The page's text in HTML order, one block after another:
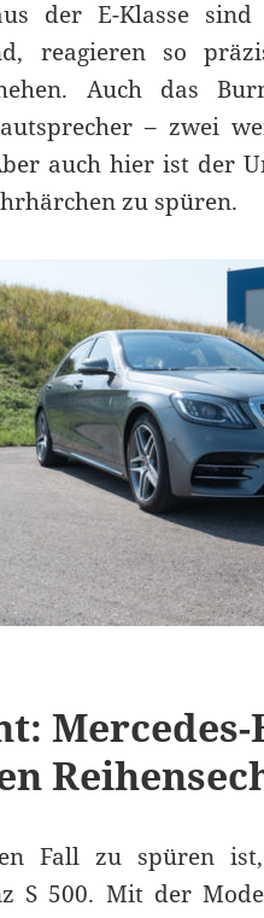
der E-Klasse
reagieren so
Auch das
– zwei
auch hier ist der
zu spüren.
Mercedes-
Fall zu spüren
S 500. Mit der